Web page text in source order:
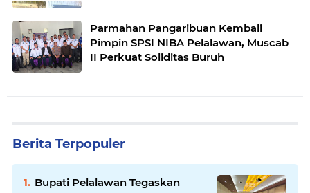
Parmahan Pangaribuan Kembali
Pimpin SPSI NIBA Pelalawan, Muscab
II Perkuat Soliditas Buruh
Berita Terpopuler
Bupati Pelalawan Tegaskan